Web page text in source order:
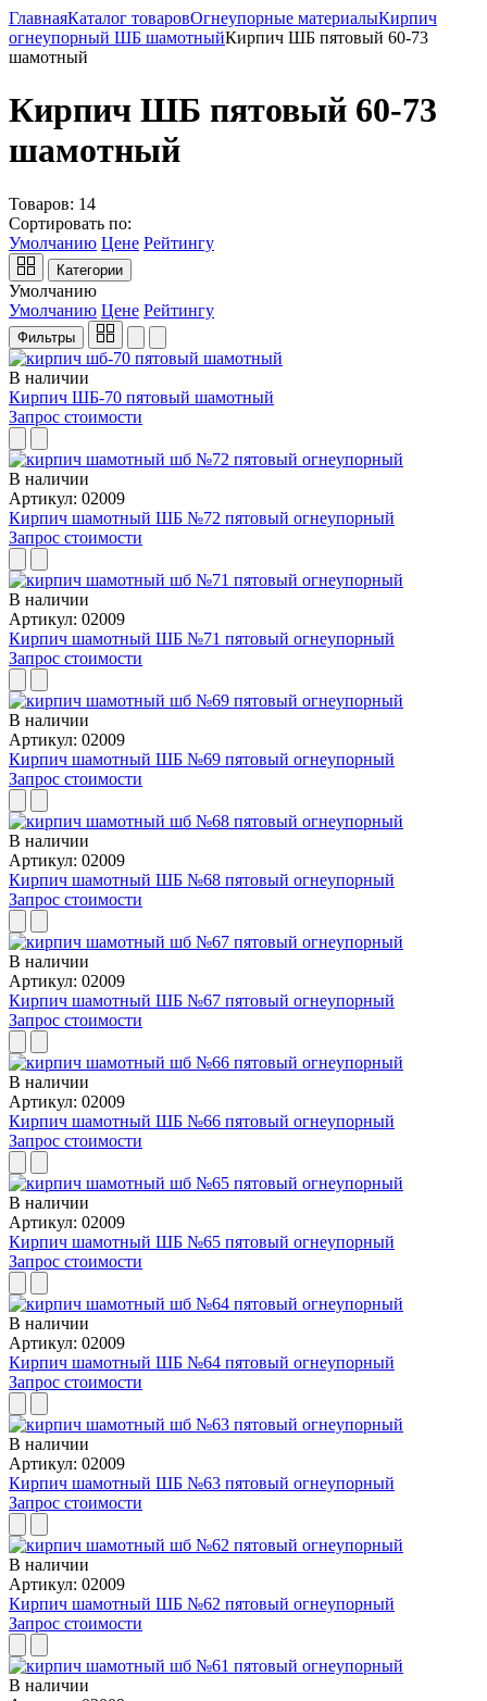
ГлавнаяКаталог товаровОгнеупорные материалыКирпич
огнеупорный ШБ шамотныйКирпич ШБ пятовый 60-73
шамотный
Кирпич ШБ пятовый 60-73
шамотный
Товаров: 14
Сортировать по:
Умолчанию Цене Рейтингу
Категории
Умолчанию
Умолчанию Цене Рейтингу
Фильтры
В наличии
Кирпич ШБ-70 пятовый шамотный
Запрос стоимости
В наличии
Артикул: 02009
Кирпич шамотный ШБ №72 пятовый огнеупорный
Запрос стоимости
В наличии
Артикул: 02009
Кирпич шамотный ШБ №71 пятовый огнеупорный
Запрос стоимости
В наличии
Артикул: 02009
Кирпич шамотный ШБ №69 пятовый огнеупорный
Запрос стоимости
В наличии
Артикул: 02009
Кирпич шамотный ШБ №68 пятовый огнеупорный
Запрос стоимости
В наличии
Артикул: 02009
Кирпич шамотный ШБ №67 пятовый огнеупорный
Запрос стоимости
В наличии
Артикул: 02009
Кирпич шамотный ШБ №66 пятовый огнеупорный
Запрос стоимости
В наличии
Артикул: 02009
Кирпич шамотный ШБ №65 пятовый огнеупорный
Запрос стоимости
В наличии
Артикул: 02009
Кирпич шамотный ШБ №64 пятовый огнеупорный
Запрос стоимости
В наличии
Артикул: 02009
Кирпич шамотный ШБ №63 пятовый огнеупорный
Запрос стоимости
В наличии
Артикул: 02009
Кирпич шамотный ШБ №62 пятовый огнеупорный
Запрос стоимости
В наличии